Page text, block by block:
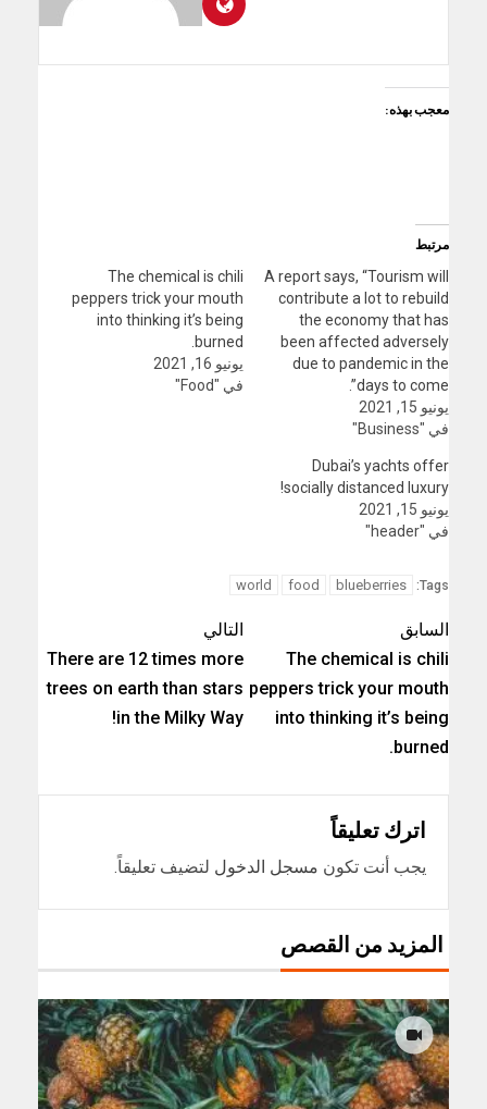
معجب بهذه:
مرتبط
A report says, “Tourism will
contribute a lot to rebuild
the economy that has
been affected adversely
due to pandemic in the
days to come”.
يونيو 15, 2021
في "Business"
The chemical is chili
peppers trick your mouth
into thinking it’s being
burned.
يونيو 16, 2021
في "Food"
Dubai’s yachts offer
socially distanced luxury!
يونيو 15, 2021
في "header"
Tags:
blueberries
food
world
السابق
The chemical is chili
peppers trick your mouth
into thinking it’s being
burned.
التالي
There are 12 times more
trees on earth than stars
in the Milky Way!
اترك تعليقاً
يجب أنت تكون مسجل الدخول لتضيف تعليقاً.
المزيد من القصص